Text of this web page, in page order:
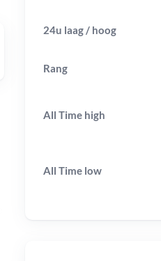
24u laag / hoog
Rang
All Time high
All Time low